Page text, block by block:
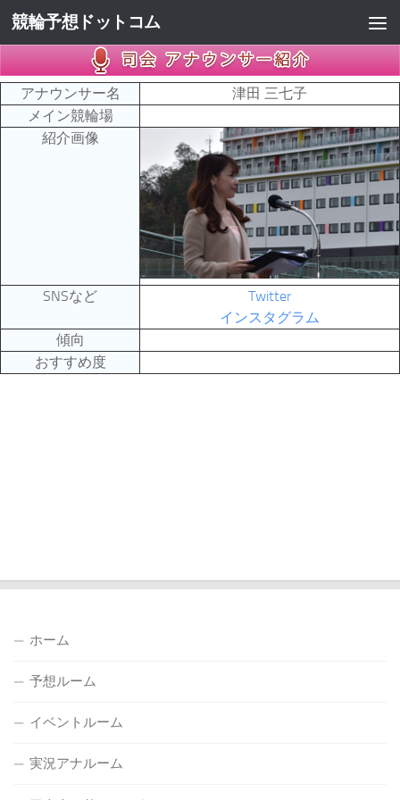
コンテンツへスキップ
競輪予想ドットコム
アナウンサー名
津田 三七子
メイン競輪場
紹介画像
SNSなど
Twitter
インスタグラム
傾向
おすすめ度
ホーム
予想ルーム
イベントルーム
実況アナルーム